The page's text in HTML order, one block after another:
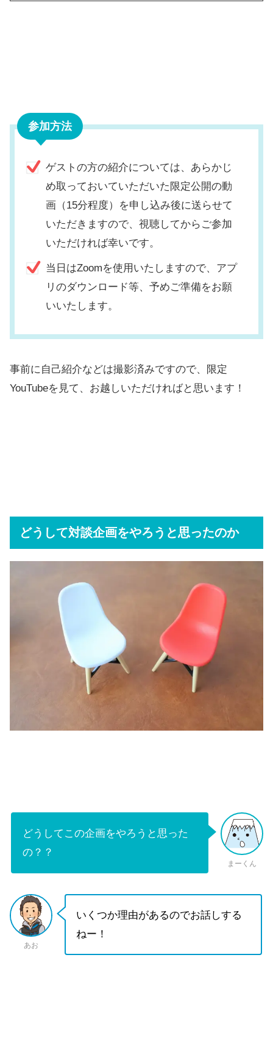
参加方法
ゲストの方の紹介については、あらかじ
め取っておいていただいた限定公開の動
画（15分程度）を申し込み後に送らせて
いただきますので、視聴してからご参加
いただければ幸いです。
当日はZoomを使用いたしますので、アプ
リのダウンロード等、予めご準備をお願
いいたします。
事前に自己紹介などは撮影済みですので、限定
YouTubeを見て、お越しいただければと思います！
どうして対談企画をやろうと思ったのか
どうしてこの企画をやろうと思った
の？？
まーくん
あお
いくつか理由があるのでお話しする
ねー！